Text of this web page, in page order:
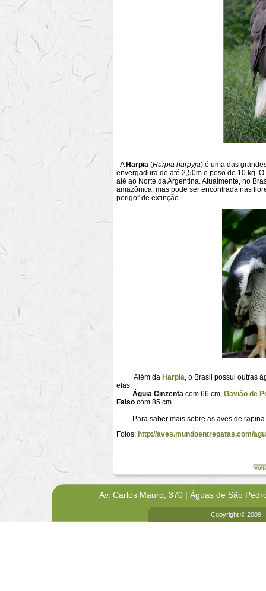
- A Harpia (Harpia harpyja) é uma das
envergadura de até 2,50m e peso de 10 kg.
até ao Norte da Argentina. Atualmente, no
amazônica, mas pode ser encontrada nas
perigo” de extinção.
Além da Harpia, o Brasil possui outras
elas:
Águia Cinzenta com 66 cm, Gavião de
Falso com 85 cm.
Para saber mais sobre as aves de rapina
Fotos: http://aves.mundoentrepatas.com/
Av. Carlos Mauro, 370 | Águas de São
Copyright © 2009